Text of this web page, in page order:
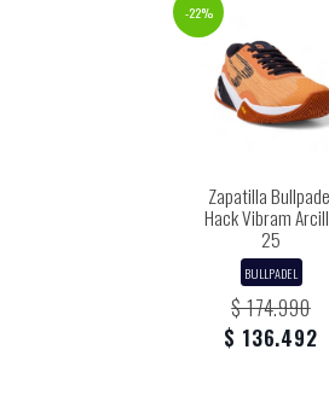
-22%
Zapatilla
Hack Vibram
25
BULLPADEL
$ 174.990
$ 136.492